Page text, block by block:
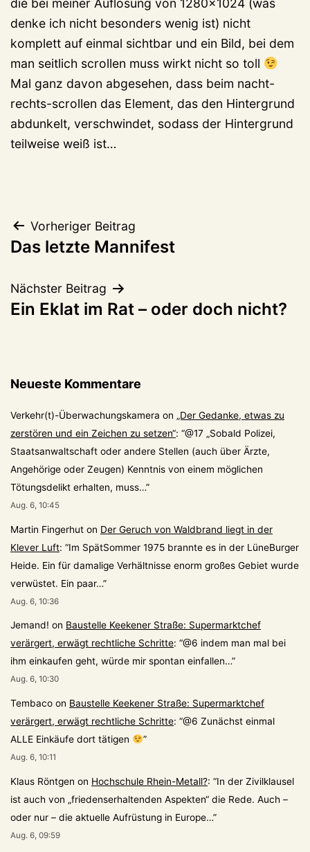
die bei meiner Auflösung von 1280×1024 (was
denke ich nicht besonders wenig ist) nicht
komplett auf einmal sichtbar und ein Bild, bei dem
man seitlich scrollen muss wirkt nicht so toll
Mal ganz davon abgesehen, dass beim nacht-
rechts-scrollen das Element, das den Hintergrund
abdunkelt, verschwindet, sodass der Hintergrund
teilweise weiß ist…
Beitragsnavigation
Vorheriger Beitrag
Das letzte Mannifest
Nächster Beitrag
Ein Eklat im Rat – oder doch nicht?
Neueste Kommentare
Verkehr(t)-Überwachungskamera on „Der Gedanke, etwas zu
zerstören und ein Zeichen zu setzen“: “@17 „Sobald Polizei,
Staatsanwaltschaft oder andere Stellen (auch über Ärzte,
Angehörige oder Zeugen) Kenntnis von einem möglichen
Tötungsdelikt erhalten, muss…”
Aug. 6, 10:45
Martin Fingerhut on Der Geruch von Waldbrand liegt in der
Klever Luft: “Im SpätSommer 1975 brannte es in der LüneBurger
Heide. Ein für damalige Verhältnisse enorm großes Gebiet wurde
verwüstet. Ein paar…”
Aug. 6, 10:36
Jemand! on Baustelle Keekener Straße: Supermarktchef
verärgert, erwägt rechtliche Schritte: “@6 indem man mal bei
ihm einkaufen geht, würde mir spontan einfallen…”
Aug. 6, 10:30
Tembaco on Baustelle Keekener Straße: Supermarktchef
verärgert, erwägt rechtliche Schritte: “@6 Zunächst einmal
ALLE Einkäufe dort tätigen
”
Aug. 6, 10:11
Klaus Röntgen on Hochschule Rhein-Metall?: “In der Zivilklausel
ist auch von „friedenserhaltenden Aspekten“ die Rede. Auch –
oder nur – die aktuelle Aufrüstung in Europe…”
Aug. 6, 09:59